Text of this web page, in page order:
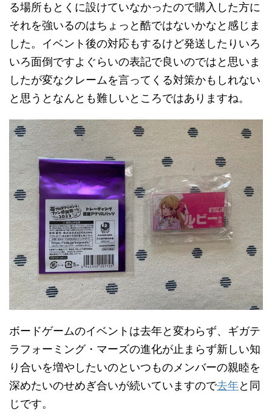
る場所もとくに設けていなかったので購入した方に
それを強いるのはちょっと酷ではないかなと感じま
した。イベント後の対応もするけど発送したりいろ
いろ面倒ですよぐらいの表記で良いのではと思いま
したが変なクレームを言ってくる対策かもしれない
と思うとなんとも難しいところではありますね。
ボードゲームのイベントは去年と変わらず、ギガテ
ラフォーミング・マーズの進化が止まらず新しい知
り合いを増やしたいのといつものメンバーの親睦を
深めたいのせめぎ合いが続いていますので去年と同
じです。